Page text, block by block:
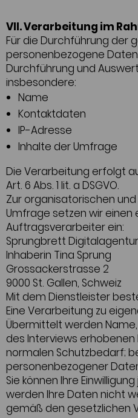
VII. Verarbeitung im
Für die Durchführung der
personenbezogene
Durchführung und
insbesondere:
Name
Kontaktdaten
IP-Adresse
Inhalte der Umfrage
Die Verarbeitung erfolgt
Art. 6 Abs. 1 lit. a DSGVO.
Zur organisatorischen
Umfrage setzen wir einen
Auftragsverarbeiter ein:
Sprungbrett Digitalagentur
Inhaberin Tina Sprung
Grossackerstrasse 2
9000 St. Gallen, Schweiz
Mit dem Dienstleister
Eine Verarbeitung zu
Übermittelt werden
des Interviews
normalen Schutzbedarf;
personenbezogener
Sie können Ihre
werden Ihre Daten nicht
gemäß den gesetzlichen